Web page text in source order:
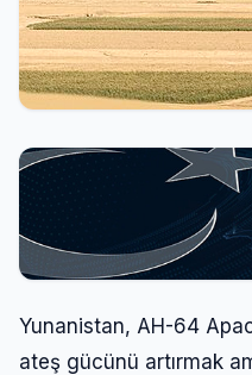
Yunanistan, AH-64
ateş gücünü artırmak